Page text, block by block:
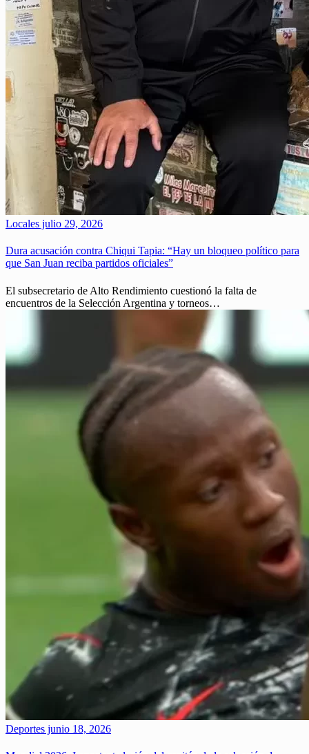
Locales julio 29, 2026
Dura acusación contra Chiqui Tapia: “Hay un bloqueo político para
que San Juan reciba partidos oficiales”
El subsecretario de Alto Rendimiento cuestionó la falta de
encuentros de la Selección Argentina y torneos…
Deportes junio 18, 2026